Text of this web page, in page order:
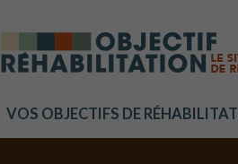
VOS OBJECTIFS DE